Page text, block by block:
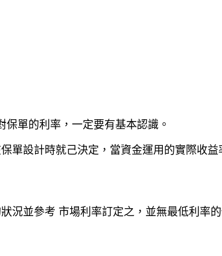
單的利率，一定要有基本認識。
單設計時就己決定，當資金運用的實際收
況並參考 市場利率訂定之，並無最低利率